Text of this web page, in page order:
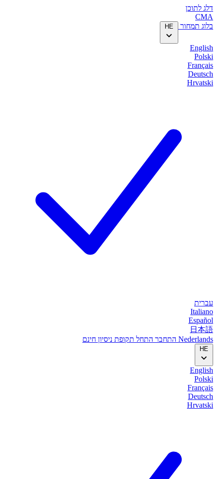
דלג לתוכן
CMA
בלוג תמחור HE
English
Polski
Français
Deutsch
Hrvatski
עברית
Italiano
Español
日本語
Nederlands התחבר התחל תקופת ניסיון חינם
HE
English
Polski
Français
Deutsch
Hrvatski